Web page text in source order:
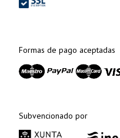
Formas de pago aceptadas
Subvencionado por